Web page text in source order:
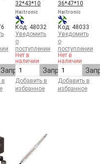
Запросить
в
32*43*10
Haitronic
Код: 48032
Уведомить
о
поступлении
Нет в
наличии
Запросить
Добавить в
избранное
36*47*10
Haitronic
Код: 48033
Уведомить
о
поступлении
Нет в
наличии
Добавить в
избранное